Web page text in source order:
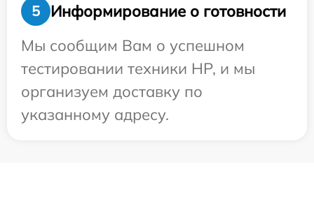
5
Информирование о готовности
Мы сообщим Вам о успешном
тестировании техники HP, и мы
организуем доставку по
указанному адресу.